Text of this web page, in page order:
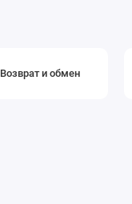
Возврат и обмен